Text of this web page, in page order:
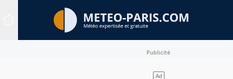
Sites expertisés